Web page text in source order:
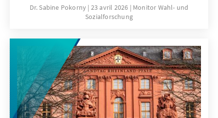
die auch Mehrfachsympathien erfasst. Die
Studie untersucht die klassische
das Verhältnis beider Messungen zueinander.
Außerdem werden Parteiaffinitätstypen
gebildet, die sich durch die gleichzeitige Nähe
zu bestimmten Parteien und der
gleichzeitigen Ablehnung anderer Parteien
voneinander unterscheiden.
Dr. Sabine Pokorny 23 avril 2026
Monitor Wahl- und
Sozialforschung